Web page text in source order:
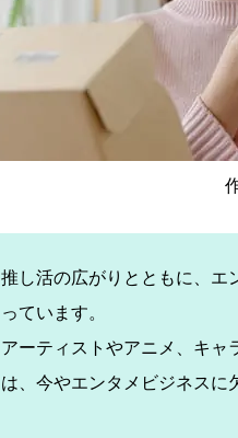
推し活の広がりとともに、エ
っています。
アーティストやアニメ、キャ
は、今やエンタメビジネスに